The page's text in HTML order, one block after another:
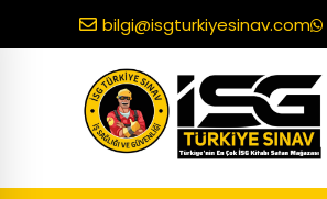
bilgi@isgturkiyesinav.com